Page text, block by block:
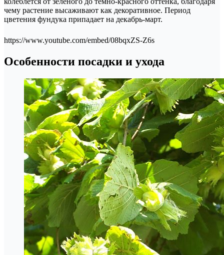
чему растение высаживают как декоративное. Период
цветения фундука припадает на декабрь-март.
https://www.youtube.com/embed/08bqxZS-Z6s
Особенности посадки и ухода